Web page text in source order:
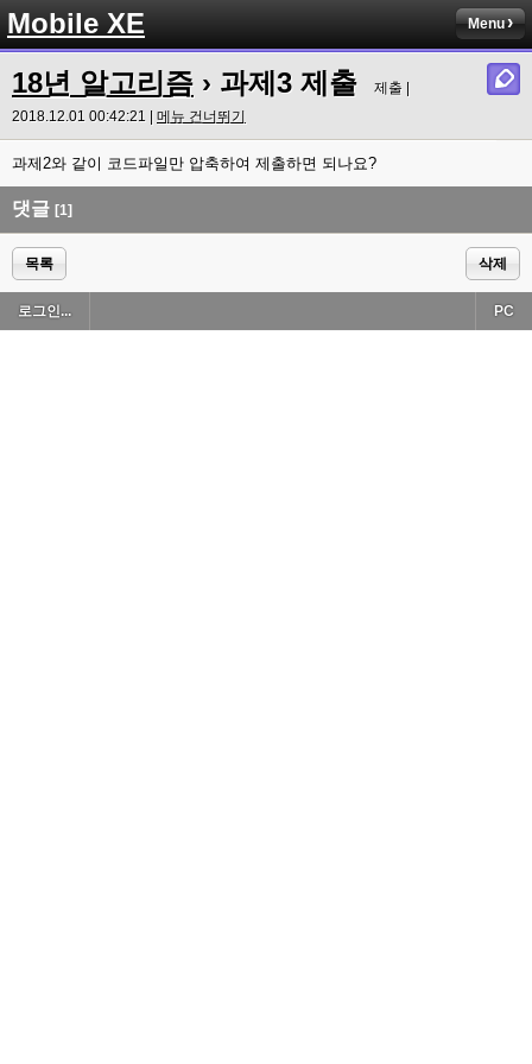
Mobile XE Menu
18년 알고리즘 › 과제3 제출
제출 |
2018.12.01 00:42:21 | 메뉴 건너뛰기
과제2와 같이 코드파일만 압축하여 제출하면 되나요?
댓글 [1]
목록 삭제
로그인... PC